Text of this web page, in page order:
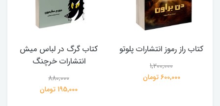
کتاب راز رموز انتشارات پلوتو
1,200,000
600,000 تومان
کتاب گرگ در لباس میش
انتشارات خرچنگ
880,000
195,000 تومان